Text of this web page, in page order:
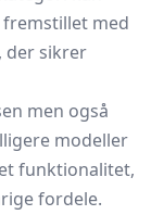
fremstillet med
der sikrer
men også
modeller
funktionalitet,
fordele.